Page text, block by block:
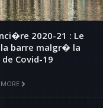
2020-21 : Le
barre malgr� la
Covid-19